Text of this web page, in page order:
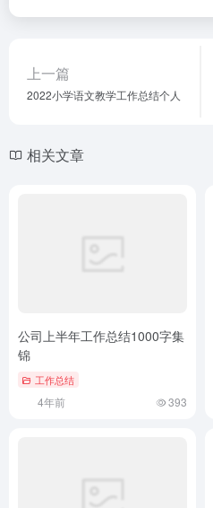
上一篇
2022小学语文教学工作总结个人
相关文章
公司上半年工作总结1000字集
锦
工作总结
4年前 393